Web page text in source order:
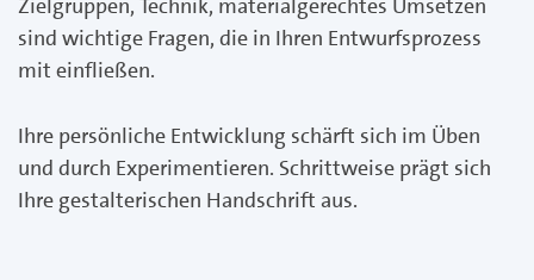
Zielgruppen, Technik, materialgerechtes Umsetzen
sind wichtige Fragen, die in Ihren Entwurfsprozess
mit einfließen.
Ihre persönliche Entwicklung schärft sich im Üben
und durch Experimentieren. Schrittweise prägt sich
Ihre gestalterischen Handschrift aus.